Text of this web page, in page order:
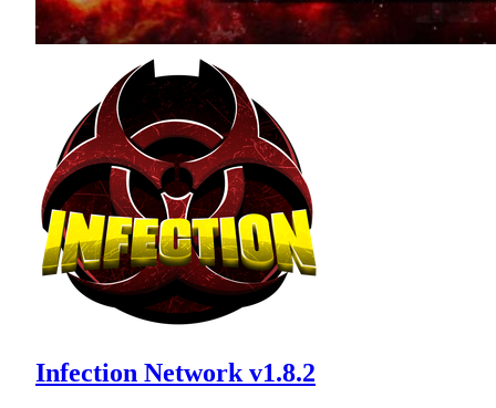
Infection Network v1.8.2